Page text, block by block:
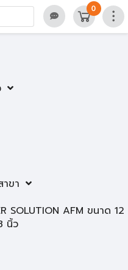
าขา
0
SOLUTION AFM ขนาด 12
นิ้ว